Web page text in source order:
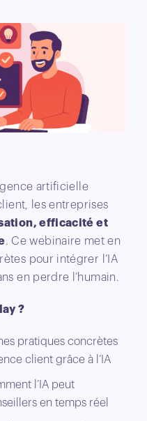
artificielle
les entreprises
efficacité et
. Ce webinaire met en
pour intégrer l’IA
en perdre l’humain.
?
pratiques concrètes
client grâce à l’IA
l’IA peut
en temps réel